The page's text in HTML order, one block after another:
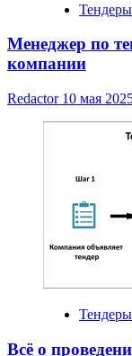
Тендеры
Менеджер по
компании
Redactor 10 мая
Тендеры
Всё о